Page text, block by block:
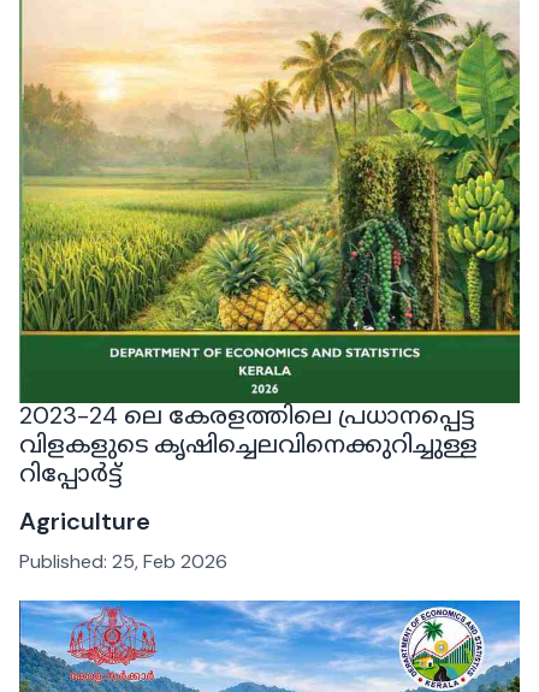
2023-24 ലെ കേരളത്തിലെ പ്രധാനപ്പെട്ട
വിളകളുടെ കൃഷിച്ചെലവിനെക്കുറിച്ചുള്ള
റിപ്പോർട്ട്
Agriculture
Published: 25, Feb 2026